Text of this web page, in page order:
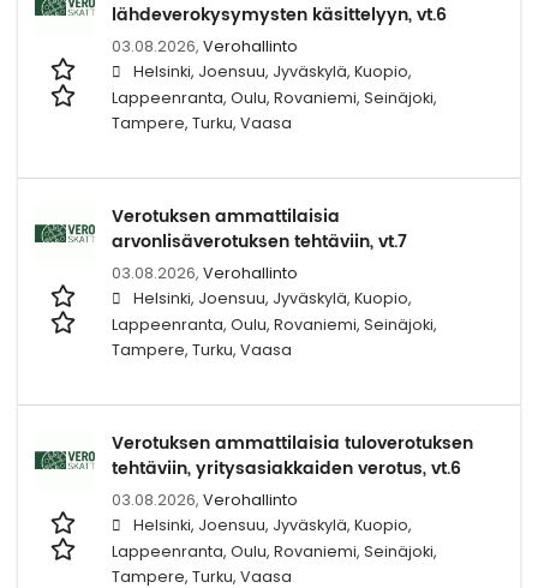
lähdeverokysymysten käsittelyyn, vt.6
03.08.2026, Verohallinto
Helsinki, Joensuu, Jyväskylä, Kuopio,
Lappeenranta, Oulu, Rovaniemi, Seinäjoki,
Tampere, Turku, Vaasa
Verotuksen ammattilaisia
arvonlisäverotuksen tehtäviin, vt.7
03.08.2026, Verohallinto
Helsinki, Joensuu, Jyväskylä, Kuopio,
Lappeenranta, Oulu, Rovaniemi, Seinäjoki,
Tampere, Turku, Vaasa
Verotuksen ammattilaisia tuloverotuksen
tehtäviin, yritysasiakkaiden verotus, vt.6
03.08.2026, Verohallinto
Helsinki, Joensuu, Jyväskylä, Kuopio,
Lappeenranta, Oulu, Rovaniemi, Seinäjoki,
Tampere, Turku, Vaasa